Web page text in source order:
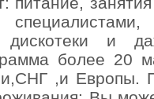
дискотеки и
более 20
,и Европы.